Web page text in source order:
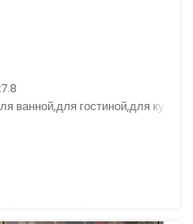
ванной,для гостиной,для кухни